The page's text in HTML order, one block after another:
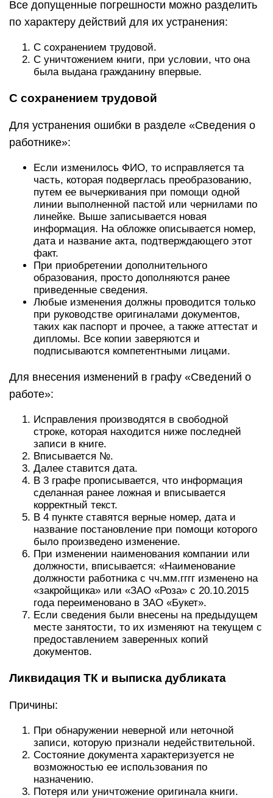
Все допущенные погрешности можно разделить
по характеру действий для их устранения:
С сохранением трудовой.
С уничтожением книги, при условии, что она
была выдана гражданину впервые.
С сохранением трудовой
Для устранения ошибки в разделе «Сведения о
работнике»:
Если изменилось ФИО, то исправляется та
часть, которая подверглась преобразованию,
путем ее вычеркивания при помощи одной
линии выполненной пастой или чернилами по
линейке. Выше записывается новая
информация. На обложке описывается номер,
дата и название акта, подтверждающего этот
факт.
При приобретении дополнительного
образования, просто дополняются ранее
приведенные сведения.
Любые изменения должны проводится только
при руководстве оригиналами документов,
таких как паспорт и прочее, а также аттестат и
дипломы. Все копии заверяются и
подписываются компетентными лицами.
Для внесения изменений в графу «Сведений о
работе»:
Исправления производятся в свободной
строке, которая находится ниже последней
записи в книге.
Вписывается №.
Далее ставится дата.
В 3 графе прописывается, что информация
сделанная ранее ложная и вписывается
корректный текст.
В 4 пункте ставятся верные номер, дата и
название постановление при помощи которого
было произведено изменение.
При изменении наименования компании или
должности, вписывается: «Наименование
должности работника с чч.мм.гггг изменено на
«закройщика» или «ЗАО «Роза» с 20.10.2015
года переименовано в ЗАО «Букет».
Если сведения были внесены на предыдущем
месте занятости, то их изменяют на текущем с
предоставлением заверенных копий
документов.
Ликвидация ТК и выписка дубликата
Причины:
При обнаружении неверной или неточной
записи, которую признали недействительной.
Состояние документа характеризуется не
возможностью ее использования по
назначению.
Потеря или уничтожение оригинала книги.